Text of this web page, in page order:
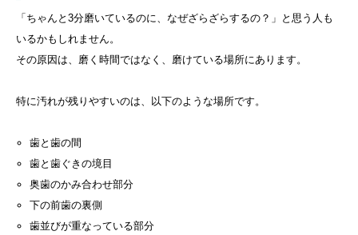
「ちゃんと3分磨いているのに、なぜざらざらするの？」と思う人も
いるかもしれません。
その原因は、磨く時間ではなく、磨けている場所にあります。
特に汚れが残りやすいのは、以下のような場所です。
歯と歯の間
歯と歯ぐきの境目
奥歯のかみ合わせ部分
下の前歯の裏側
歯並びが重なっている部分